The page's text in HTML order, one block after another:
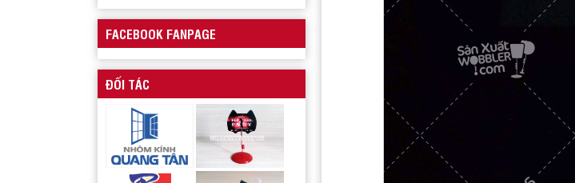
Xưởng sản xuất hanger túi nhựa pvc quảng
cáo sản phẩm
FACEBOOK FANPAGE
ĐỐI TÁC